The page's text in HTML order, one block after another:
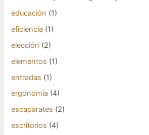
educación (1)
eficiencia (1)
elección (2)
elementos (1)
entradas (1)
ergonomía (4)
escaparates (2)
escritorios (4)